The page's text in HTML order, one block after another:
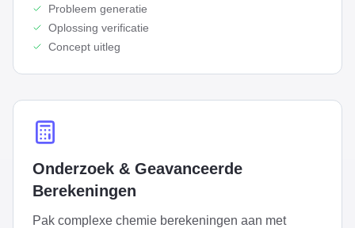
Probleem generatie
Oplossing verificatie
Concept uitleg
Onderzoek & Geavanceerde
Berekeningen
Pak complexe chemie berekeningen aan met